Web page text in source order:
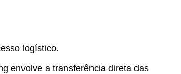
logístico.
envolve a transferência direta das